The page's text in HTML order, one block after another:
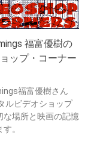
福富優樹の
ップ・コーナー
福富優樹さん
ルビデオショップ
な場所と映画の記憶
。